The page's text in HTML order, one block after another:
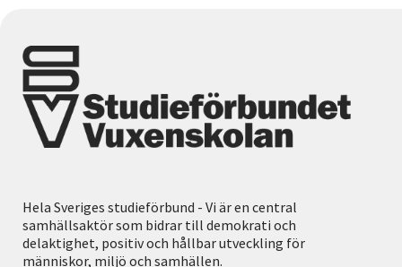
Hela Sveriges studieförbund - Vi är en central
samhällsaktör som bidrar till demokrati och
delaktighet, positiv och hållbar utveckling för
människor, miljö och samhällen.